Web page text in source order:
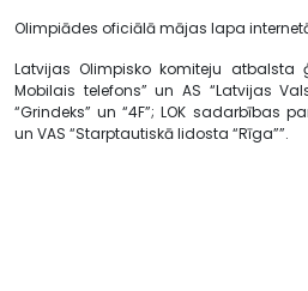
Olimpiādes oficiālā mājas lapa
Latvijas Olimpisko komiteju atbalsta
Mobilais telefons” un AS “Latvijas
“Grindeks” un “4F”; LOK sadarbības
un VAS “Starptautiskā lidosta “Rīga””.